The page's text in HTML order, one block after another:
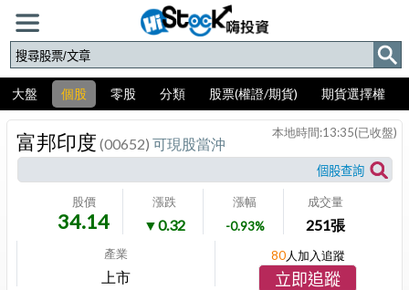
大盤 個股 零股 分類 股票(權證/期貨) 期貨選擇權
富邦印度 (00652) 可現股當沖
股價
34.14
漲跌
▼0.32
漲幅
-0.93%
成交量
251張
產業
上市
本地時間:13:35(已收盤)
80人加入追蹤
立即追蹤